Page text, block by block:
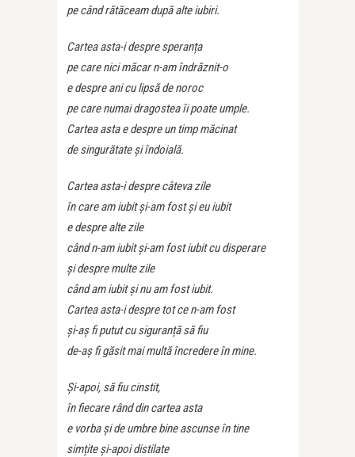
pe când rătăceam după alte iubiri.
Cartea asta-i despre speranța
pe care nici măcar n-am îndrăznit-o
e despre ani cu lipsă de noroc
pe care numai dragostea îi poate umple.
Cartea asta e despre un timp măcinat
de singurătate și îndoială.
Cartea asta-i despre câteva zile
în care am iubit și-am fost și eu iubit
e despre alte zile
când n-am iubit și-am fost iubit cu disperare
și despre multe zile
când am iubit și nu am fost iubit.
Cartea asta-i despre tot ce n-am fost
și-aș fi putut cu siguranță să fiu
de-aș fi găsit mai multă încredere în mine.
Și-apoi, să fiu cinstit,
în fiecare rând din cartea asta
e vorba și de umbre bine ascunse în tine
simțite și-apoi distilate